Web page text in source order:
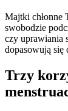
Majtki chłonne
swobodzie
czy uprawiania
dopasowują się
Trzy